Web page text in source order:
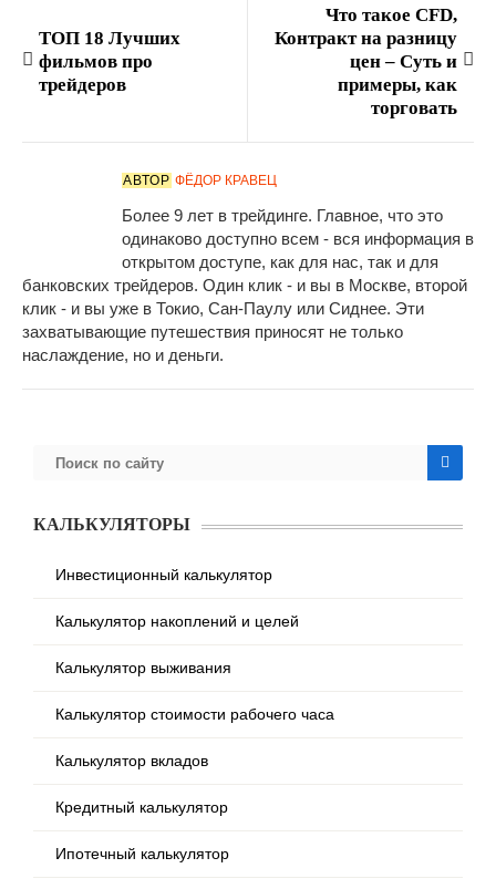
ТОП 18 Лучших
фильмов про
трейдеров
Что такое CFD,
Контракт на разницу
цен – Суть и
примеры, как
торговать
АВТОР ФЁДОР КРАВЕЦ
Более 9 лет в трейдинге. Главное, что это
одинаково доступно всем - вся информация в
открытом доступе, как для нас, так и для
банковских трейдеров. Один клик - и вы в Москве, второй
клик - и вы уже в Токио, Сан-Паулу или Сиднее. Эти
захватывающие путешествия приносят не только
наслаждение, но и деньги.
КАЛЬКУЛЯТОРЫ
Инвестиционный калькулятор
Калькулятор накоплений и целей
Калькулятор выживания
Калькулятор стоимости рабочего часа
Калькулятор вкладов
Кредитный калькулятор
Ипотечный калькулятор